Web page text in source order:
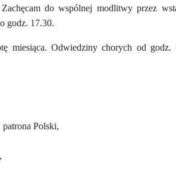
do wspólnej modlitwy przez
godz. 17.30.
miesiąca. Odwiedziny chorych od godz.
Polski,